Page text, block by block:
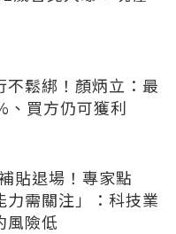
不鬆綁！顏炳立：最
、買方仍可獲利
貼退場！專家點
力需關注」：科技業
風險低